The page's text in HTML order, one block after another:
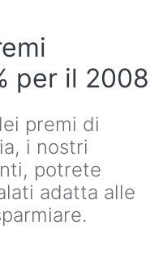
per il 2008
premi di
i nostri
potrete
adatta alle